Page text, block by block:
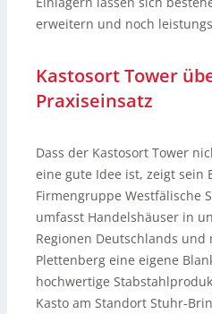
erweitern und noch
Kastosort Tower
Praxiseinsatz
Dass der Kastosort Tower
eine gute Idee ist, zeigt sein
Firmengruppe Westfälische
umfasst Handelshäuser in
Regionen Deutschlands
Plettenberg eine eigene
hochwertige
Kasto am Standort Stuhr-